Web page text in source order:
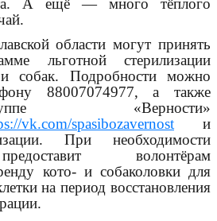
А ещё — много тёплого
области могут принять
льготной стерилизации
собак. Подробности можно
88007074977, а также
«Верности»
vk.com/spasibozavernost и
При необходимости
волонтёрам
кото- и собаколовки для
на период восстановления